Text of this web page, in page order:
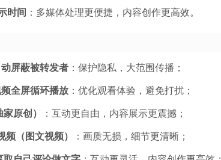
时间 ：多媒体处理更便捷，内容创作更高效。
屏蔽被转发者：保护隐私，大范围传播；
全屏循环播放：优化观看体验，避免打扰；
原创） ：互动更自由，内容展示更震撼；
频（图文视频） ：画质无损，细节更清晰；